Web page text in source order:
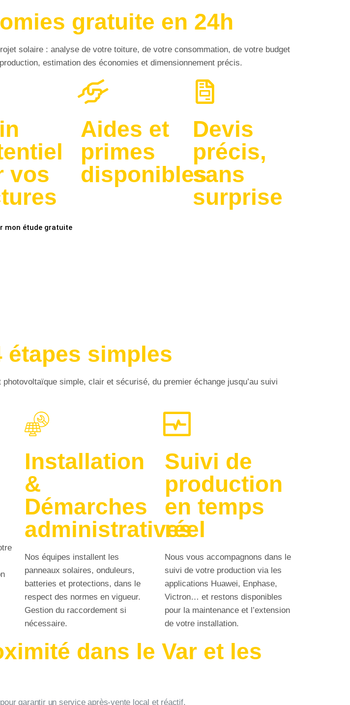
gratuite en 24h
solaire : analyse de votre toiture, de votre consommation, de votre budget
estimation des économies et dimensionnement précis.
vos
Aides et
primes
disponibles
Devis
précis,
sans
surprise
mon étude gratuite
étapes simples
simple, clair et sécurisé, du premier échange jusqu’au suivi
Installation
&
Démarches
administratives
Nos équipes installent les
panneaux solaires, onduleurs,
batteries et protections, dans le
respect des normes en vigueur.
Gestion du raccordement si
nécessaire.
Suivi de
production
en temps
réel
Nous vous accompagnons dans le
suivi de votre production via les
applications Huawei, Enphase,
Victron… et restons disponibles
pour la maintenance et l’extension
de votre installation.
dans le Var et les
garantir un service après-vente local et réactif.